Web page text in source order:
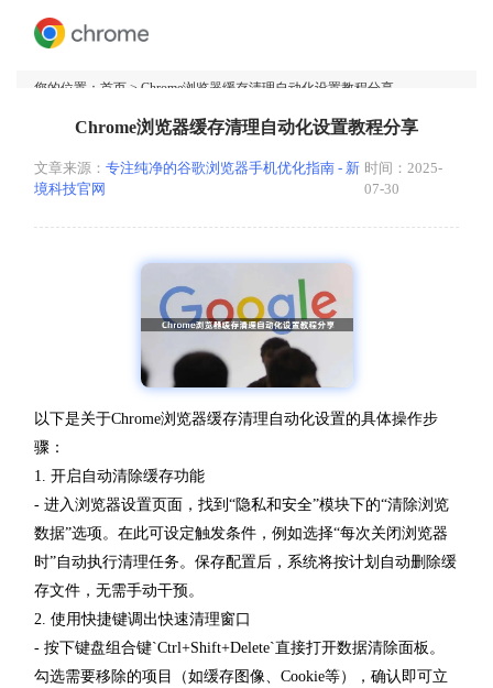
您的位置： 首页 > Chrome浏览器缓存清理自动化设置教程分享
Chrome浏览器缓存清理自动化设置教程分享
文章来源： 专注纯净的谷歌浏览器手机优化指南 - 新
境科技官网
时间：2025-
07-30
以下是关于Chrome浏览器缓存清理自动化设置的具体操作步
骤：
1. 开启自动清除缓存功能
- 进入浏览器设置页面，找到“隐私和安全”模块下的“清除浏览
数据”选项。在此可设定触发条件，例如选择“每次关闭浏览器
时”自动执行清理任务。保存配置后，系统将按计划自动删除缓
存文件，无需手动干预。
2. 使用快捷键调出快速清理窗口
- 按下键盘组合键`Ctrl+Shift+Delete`直接打开数据清除面板。
勾选需要移除的项目（如缓存图像、Cookie等），确认即可立